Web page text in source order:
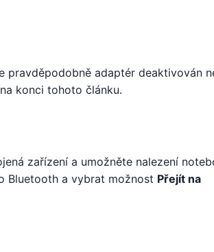
pravděpodobně adaptér deaktivován
konci tohoto článku.
zařízení a umožněte nalezení
Bluetooth a vybrat možnost Přejít na